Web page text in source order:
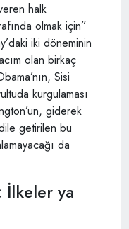
halk
olmak için”
iki döneminin
olan birkaç
Sisi
kurgulaması
giderek
getirilen bu
da
İlkeler ya